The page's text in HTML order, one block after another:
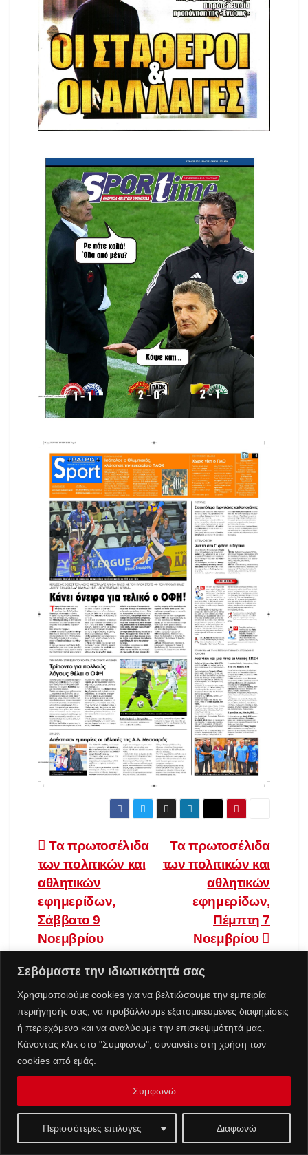
Σεβόμαστε την ιδιωτικότητά σας
Χρησιμοποιούμε cookies για να βελτιώσουμε την εμπειρία
περιήγησής σας, να προβάλλουμε εξατομικευμένες διαφημίσεις
ή περιεχόμενο και να αναλύουμε την επισκεψιμότητά μας.
Κάνοντας κλικ στο "Συμφωνώ", συναινείτε στη χρήση των
cookies από εμάς.
Περισσότερες επιλογές Διαφωνώ
Συμφωνώ
Πλοήγηση
άρθρων
Τα πρωτοσέλιδα
των πολιτικών και
αθλητικών
εφημερίδων,
Πέμπτη 7
Νοεμβρίου
Τα πρωτοσέλιδα
των πολιτικών και
αθλητικών
εφημερίδων,
Σάββατο 9
Νοεμβρίου
Πρόσφατες δημοσιεύσεις
Ζάκυνθος: Σάλος με τις καταγγελίες για 8 βιασμούς
ΕΛΑΣ